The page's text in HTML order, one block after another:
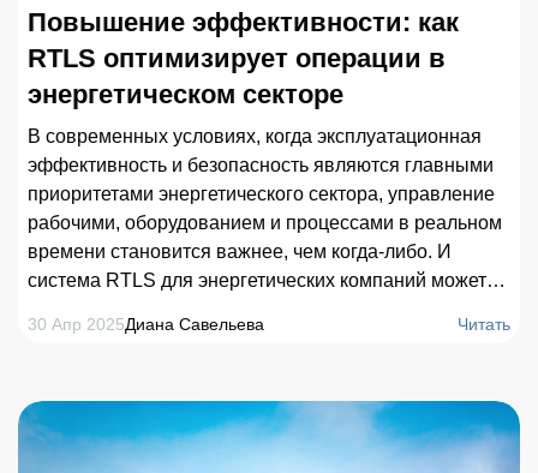
Повышение эффективности: как
RTLS оптимизирует операции в
энергетическом секторе
В современных условиях, когда эксплуатационная
эффективность и безопасность являются главными
приоритетами энергетического сектора, управление
рабочими, оборудованием и процессами в реальном
времени становится важнее, чем когда-либо. И
система RTLS для энергетических компаний может
как платформы для определения местоположения
30 Апр 2025Диана Савельева Читать